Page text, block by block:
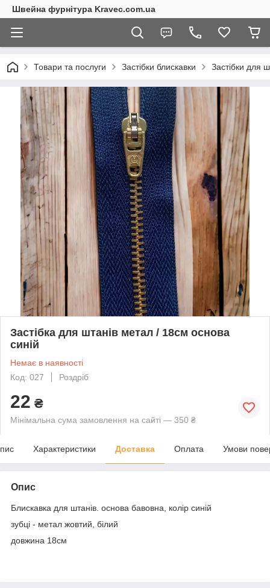
Швейна фурнітура Kravec.com.ua
Товари та послуги Застібки блискавки Застібки для
Застібка для штанів метал / 18см основа
синій
Немає в наявності
Код: 027
Роздріб
22 ₴
Мінімальна сума замовлення на сайті — 350 ₴
Характеристики Доставка Оплата Умови
Опис
Блискавка для штанів. основа бавовна, колір синій
зубці - метал жовтий, білий
довжина 18см